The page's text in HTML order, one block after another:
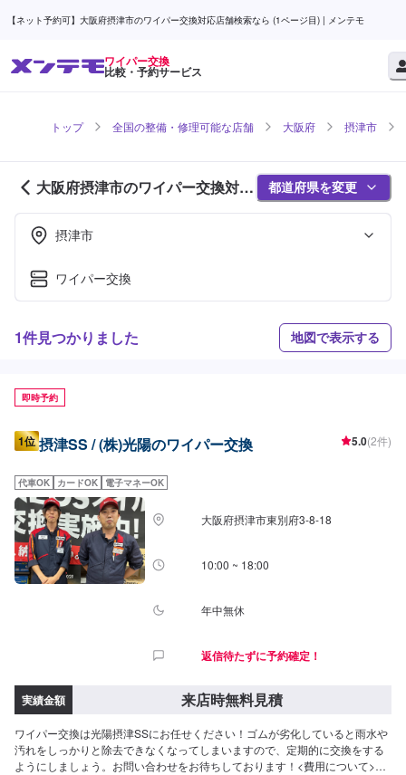
【ネット予約可】大阪府摂津市のワイパー交換対応店舗検索なら (1ページ目) | メンテモ
ワイパー交換
比較・予約サービス
トップ 全国の整備・修理可能な店舗 大阪府 摂津市
大阪府摂津市のワイパー交換対応
店舗紹介 (1ページ目)
都道府県を変更
摂津市
ワイパー交換
1件見つかりました 地図で表示する
即時予約
1位 摂津SS / (株)光陽のワイパー交換 5.0(2件)
代車OK カードOK 電子マネーOK
大阪府摂津市東別府3-8-18
10:00 ~ 18:00
年中無休
返信待たずに予約確定！
実績金額 来店時無料見積
ワイパー交換は光陽摂津SSにお任せください！ゴムが劣化していると雨水や
汚れをしっかりと除去できなくなってしまいますので、定期的に交換をする
ようにしましょう。お問い合わせをお待ちしております！<費用について>ご